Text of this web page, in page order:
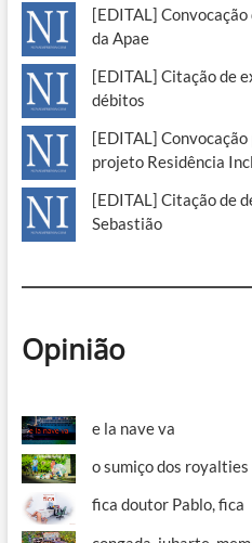
[EDITAL]
da Apae
[EDITAL] Citação de
débitos
[EDITAL]
projeto Residência
[EDITAL] Citação de
Sebastião
Opinião
e la nave va
o sumiço dos royalties
fica doutor Pablo, fica